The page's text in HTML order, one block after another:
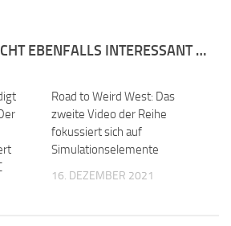
EBENFALLS INTERESSANT …
Road to Weird West: Das
zweite Video der Reihe
fokussiert sich auf
Simulationselemente
16. DEZEMBER 2021